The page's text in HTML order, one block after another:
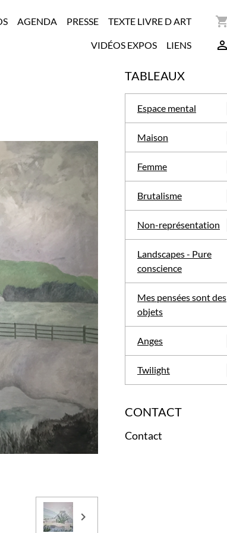
AGENDA PRESSE TEXTE LIVRE D ART
VIDÉOS EXPOS LIENS
TABLEAUX
Espace mental
Maison
Femme
Brutalisme
Non-représentation
Landscapes - Pure
conscience
Mes pensées sont des
objets
Anges
Twilight
CONTACT
Contact